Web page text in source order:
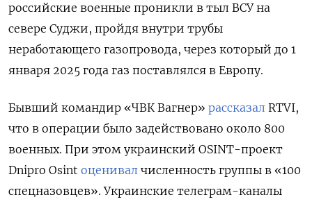
российские военные проникли в тыл ВСУ на
севере Суджи, пройдя внутри трубы
неработающего газопровода, через который до 1
января 2025 года газ поставлялся в Европу.
Бывший командир «ЧВК Вагнер» рассказал RTVI,
что в операции было задействовано около 800
военных. При этом украинский OSINT-проект
Dnipro Osint оценивал численность группы в «100
спецназовцев». Украинские телеграм-каналы